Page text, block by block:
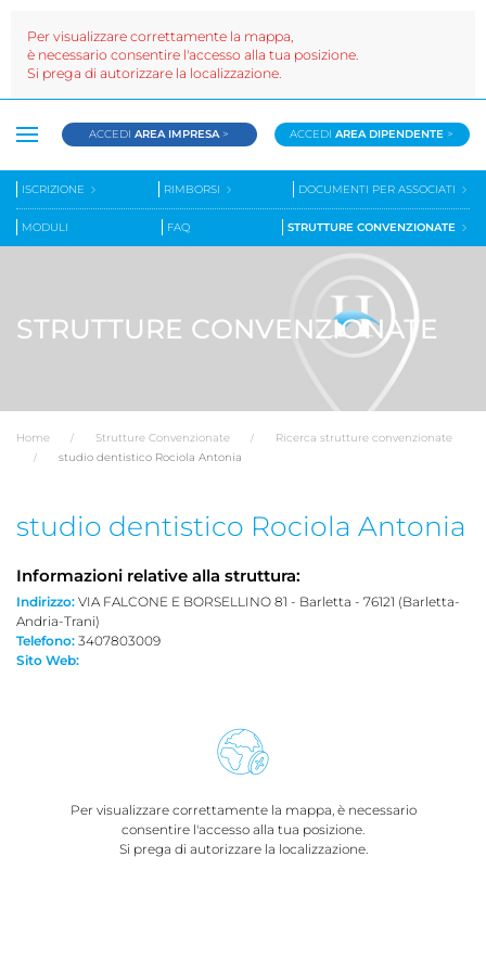
ACCEDIAREA IMPRESA > ACCEDIAREA DIPENDENTE >
ISCRIZIONE RIMBORSI DOCUMENTI PER ASSOCIATI
MODULI FAQ STRUTTURE CONVENZIONATE
STRUTTURE CONVENZIONATE
Home Strutture Convenzionate
Ricerca strutture convenzionate
studio dentistico Rociola Antonia
studio dentistico Rociola Antonia
Informazioni relative alla struttura:
Indirizzo: VIA FALCONE E BORSELLINO 81 - Barletta - 76121 (Barletta-
Andria-Trani)
Telefono: 3407803009
Sito Web:
Per visualizzare correttamente la mappa, è necessario
consentire l'accesso alla tua posizione.
Si prega di autorizzare la localizzazione.
Per visualizzare correttamente la mappa,
è necessario consentire l'accesso alla tua posizione.
Si prega di autorizzare la localizzazione.